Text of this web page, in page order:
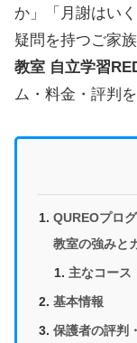
か」「月謝はい
疑問を持つご家族
教室 自立学習
ム・料金・評判
QUREOプロ
教室の強みと
主なコース
基本情報
保護者の評判